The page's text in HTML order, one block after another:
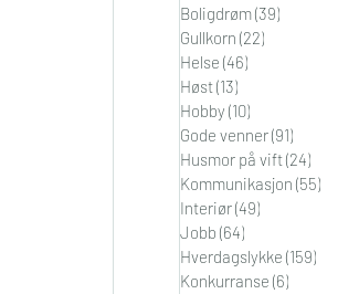
Boligdrøm(39)
Gullkorn (22)
Helse (46)
Høst(13)
Hobby (10)
Gode venner(91)
Husmor på vift(24)
Kommunikasjon (55)
Interiør(49)
Jobb (64)
Hverdagslykke (159)
Konkurranse (6)